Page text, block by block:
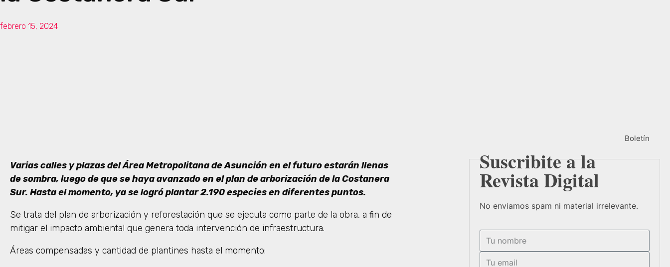
febrero 15, 2024
Varias calles y plazas del Área Metropolitana de Asunción en el futuro estarán llenas
de sombra, luego de que se haya avanzado en el plan de arborización de la Costanera
Sur. Hasta el momento, ya se logró plantar 2.190 especies en diferentes puntos.
Se trata del plan de arborización y reforestación que se ejecuta como parte de la obra, a fin de
mitigar el impacto ambiental que genera toda intervención de infraestructura.
Áreas compensadas y cantidad de plantines hasta el momento:
Boletín
Suscribite a la
Revista Digital
No enviamos spam ni material irrelevante.